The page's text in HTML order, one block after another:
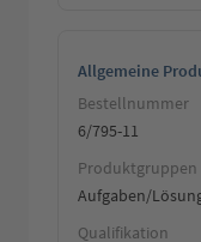
Allgemeine
Bestellnummer
6/795-11
Produktgruppen
Aufgaben/
Qualifikation